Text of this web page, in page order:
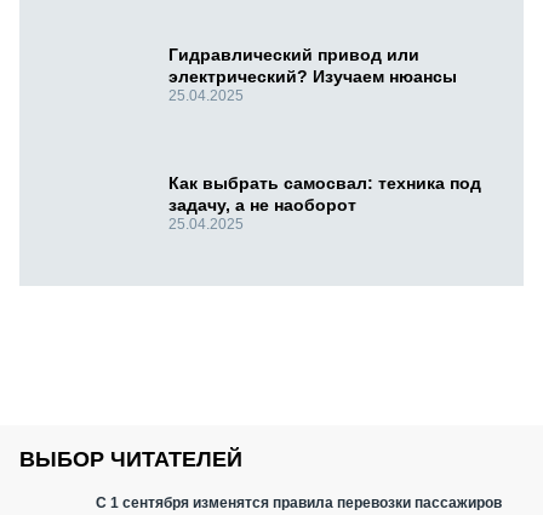
Гидравлический привод или
электрический? Изучаем нюансы
25.04.2025
Как выбрать самосвал: техника под
задачу, а не наоборот
25.04.2025
ВЫБОР ЧИТАТЕЛЕЙ
С 1 сентября изменятся правила перевозки пассажиров